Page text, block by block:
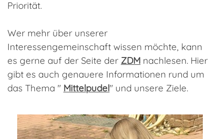
Priorität.
Wer mehr über unserer
Interessengemeinschaft wissen möchte, kann
es gerne auf der Seite der ZDM nachlesen. Hier
gibt es auch genauere Informationen rund um
das Thema " Mittelpudel" und unsere Ziele.